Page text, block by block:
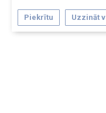
Piekrītu Uzzināt